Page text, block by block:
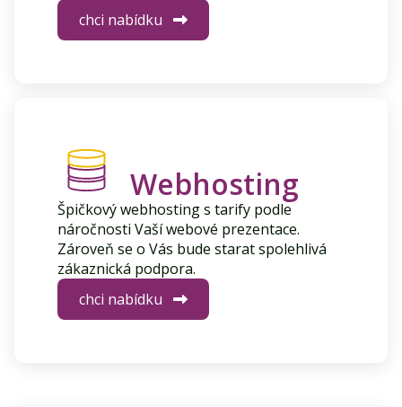
chci nabídku
Webhosting
Špičkový webhosting s tarify podle
náročnosti Vaší webové prezentace.
Zároveň se o Vás bude starat spolehlivá
zákaznická podpora.
chci nabídku